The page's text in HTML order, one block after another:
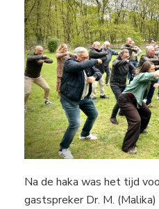
Na de haka was het tijd
gastspreker Dr. M.